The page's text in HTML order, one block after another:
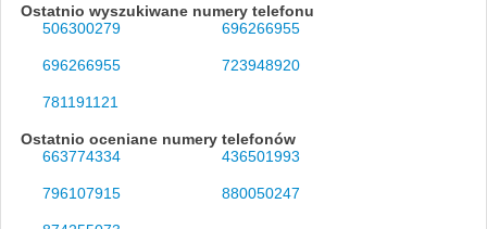
Ostatnio wyszukiwane numery telefonu
506300279
696266955
696266955 723948920
781191121
Ostatnio oceniane numery telefonów
663774334
436501993
796107915 880050247